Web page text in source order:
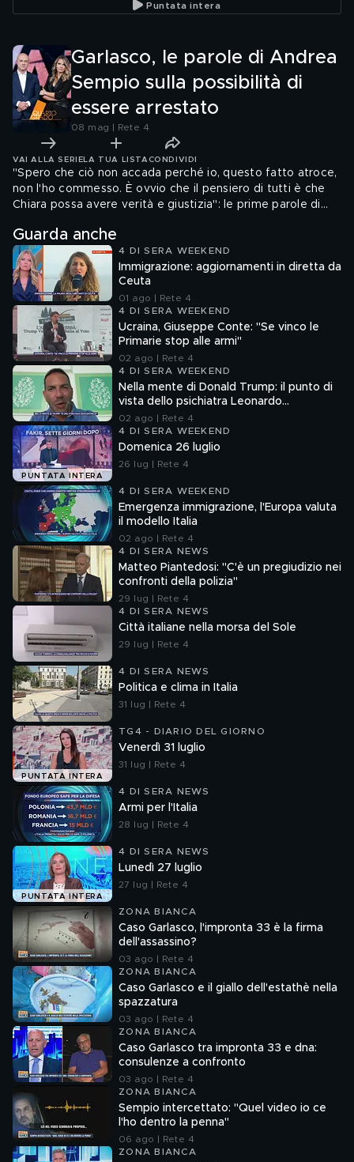
arrestato
Puntata intera
Garlasco, le parole di Andrea
Sempio sulla possibilità di
essere arrestato
08 mag | Rete 4
VAI ALLA SERIE LA TUA LISTA CONDIVIDI
"Spero che ciò non accada perché io, questo fatto atroce,
non l'ho commesso. È ovvio che il pensiero di tutti è che
Chiara possa avere verità e giustizia": le prime parole di
Guarda anche
4 DI SERA WEEKEND
Immigrazione: aggiornamenti in diretta da
Ceuta
01 ago | Rete 4
4 DI SERA WEEKEND
Ucraina, Giuseppe Conte: "Se vinco le
Primarie stop alle armi"
02 ago | Rete 4
4 DI SERA WEEKEND
Nella mente di Donald Trump: il punto di
vista dello psichiatra Leonardo
Mendolicchio
02 ago | Rete 4
PUNTATA INTERA
4 DI SERA WEEKEND
Domenica 26 luglio
26 lug | Rete 4
4 DI SERA WEEKEND
Emergenza immigrazione, l'Europa valuta
il modello Italia
02 ago | Rete 4
4 DI SERA NEWS
Matteo Piantedosi: "C'è un pregiudizio nei
confronti della polizia"
29 lug | Rete 4
4 DI SERA NEWS
Città italiane nella morsa del Sole
29 lug | Rete 4
4 DI SERA NEWS
Politica e clima in Italia
31 lug | Rete 4
PUNTATA INTERA
TG4 - DIARIO DEL GIORNO
Venerdì 31 luglio
31 lug | Rete 4
4 DI SERA NEWS
Armi per l'Italia
28 lug | Rete 4
PUNTATA INTERA
4 DI SERA NEWS
Lunedì 27 luglio
27 lug | Rete 4
ZONA BIANCA
Caso Garlasco, l'impronta 33 è la firma
dell'assassino?
03 ago | Rete 4
ZONA BIANCA
Caso Garlasco e il giallo dell'estathè nella
spazzatura
03 ago | Rete 4
ZONA BIANCA
Caso Garlasco tra impronta 33 e dna:
consulenze a confronto
03 ago | Rete 4
ZONA BIANCA
Sempio intercettato: "Quel video io ce
l'ho dentro la penna"
06 ago | Rete 4
ZONA BIANCA